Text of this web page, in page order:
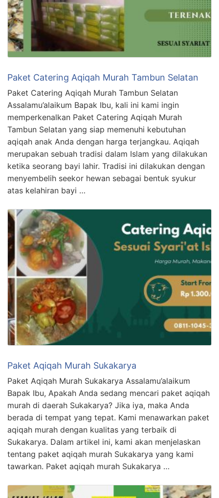
Paket Catering Aqiqah Murah Tambun Selatan
Paket Catering Aqiqah Murah Tambun Selatan
Assalamu’alaikum Bapak Ibu, kali ini kami ingin
memperkenalkan Paket Catering Aqiqah Murah
Tambun Selatan yang siap memenuhi kebutuhan
aqiqah anak Anda dengan harga terjangkau. Aqiqah
merupakan sebuah tradisi dalam Islam yang dilakukan
ketika seorang bayi lahir. Tradisi ini dilakukan dengan
menyembelih seekor hewan sebagai bentuk syukur
atas kelahiran bayi …
Paket Aqiqah Murah Sukakarya
Paket Aqiqah Murah Sukakarya Assalamu’alaikum
Bapak Ibu, Apakah Anda sedang mencari paket aqiqah
murah di daerah Sukakarya? Jika iya, maka Anda
berada di tempat yang tepat. Kami menawarkan paket
aqiqah murah dengan kualitas yang terbaik di
Sukakarya. Dalam artikel ini, kami akan menjelaskan
tentang paket aqiqah murah Sukakarya yang kami
tawarkan. Paket aqiqah murah Sukakarya …